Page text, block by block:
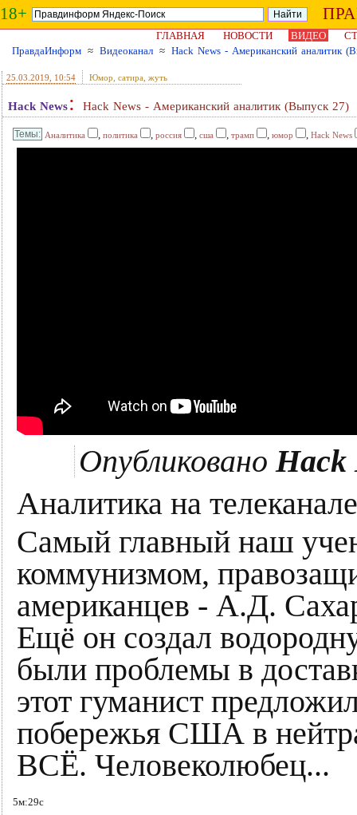
18+
ГЛАВНАЯ НОВОСТИ ВИДЕО
ПравдаИнформ ≈ Видеоканал ≈ Hack News - Американский аналитик
25.03.2019 , 10:54 Юмор, сатира, жуть
Hack News: Hack News - Американский аналитик (Выпуск 27)
Аналитика , политика , россия , сша , трамп , юмор , Hack News
ОпубликованоHack
Аналитика на
Самый главный наш
коммунизмом,
американцев - А.Д.
Ещё он создал
были проблемы в
этот гуманист
побережья США в
ВСЁ. Человеколюбец...
5м:29с